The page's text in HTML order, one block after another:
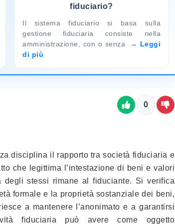
fiduciario?
Il sistema fiduciario si basa sulla
gestione fiduciaria consiste nella
amministrazione, con o senza
Leggi
di più
0
disciplina il rapporto tra società fiduciaria e
che legittima l’intestazione di beni e valori
degli stessi rimane al fiduciante. Si verifica
formale e la proprietà sostanziale dei beni,
a mantenere l’anonimato e a garantirsi
fiduciaria può avere come oggetto